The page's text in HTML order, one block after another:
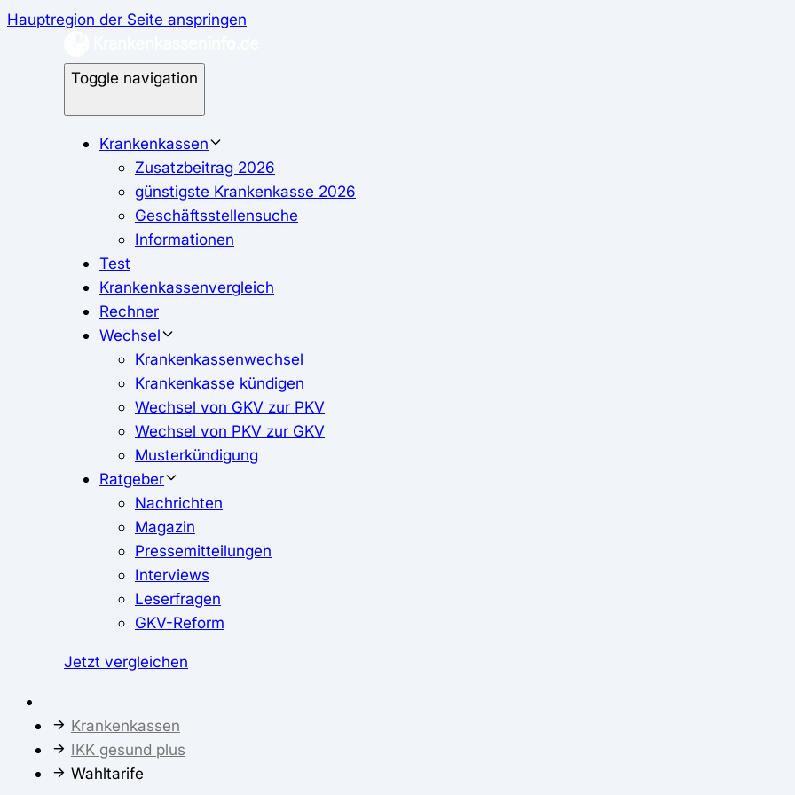
Hauptregion der Seite anspringen
Toggle navigation
Krankenkassen
Zusatzbeitrag 2026
günstigste Krankenkasse 2026
Geschäftsstellensuche
Informationen
Test
Krankenkassenvergleich
Rechner
Wechsel
Krankenkassenwechsel
Krankenkasse kündigen
Wechsel von GKV zur PKV
Wechsel von PKV zur GKV
Musterkündigung
Ratgeber
Nachrichten
Magazin
Pressemitteilungen
Interviews
Leserfragen
GKV-Reform
Jetzt vergleichen
Krankenkassen
IKK gesund plus
Wahltarife